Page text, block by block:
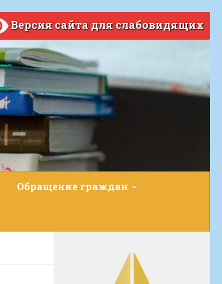
Версия сайта для слабовидящих
Обращение граждан